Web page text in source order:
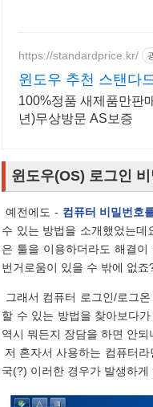
https://standardprice.kr/
윈도우 추천 스탠다
100%정품 새제품만판
년)무상방문 AS보증
윈도우(OS) 로그인
예전에도 - 컴퓨터 비밀번호
수 있는 방법을 소개했었는
은 툴을 이용하더라도 해결
번거로움이 있을 수 밖에 없죠
그래서 컴퓨터 로그인/로그
할 수 있는 방법을 찾아보다
역시 뭐든지 장담을 하면 안되
저 혼자서 사용하는 컴퓨터
국(?) 이러한 경우가 발생하게